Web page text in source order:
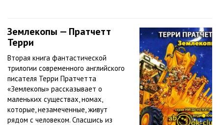
Землекопы — Пратчетт
Терри
Вторая книга фантастической
трилогии современного английского
писателя Терри Пратчетта
«Землекопы» рассказывает о
маленьких существах, номах,
которые, незамеченные, живут
рядом с человеком. Спасшись из